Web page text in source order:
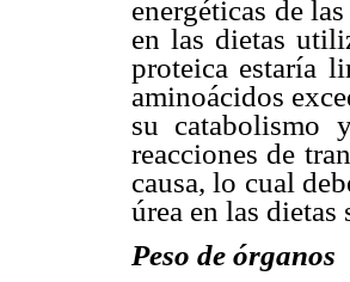
energéticas de
en las dietas
proteica estaría
aminoácidos
su catabolismo
reacciones de
causa, lo cual
úrea en las dietas
Peso de órganos